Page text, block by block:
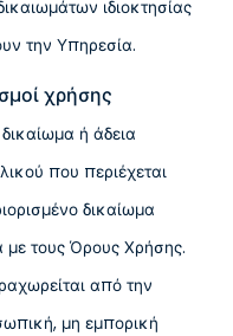
ιδιοκτησίας
την Υπηρεσία.
χρήσης
ή άδεια
που περιέχεται
δικαίωμα
τους Όρους Χρήσης.
από την
μη εμπορική